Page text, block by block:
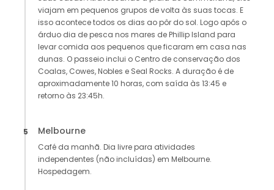
viajam em pequenos grupos de volta às suas tocas. E
isso acontece todos os dias ao pôr do sol. Logo após o
árduo dia de pesca nos mares de Phillip Island para
levar comida aos pequenos que ficaram em casa nas
dunas. O passeio inclui o Centro de conservação dos
Coalas, Cowes, Nobles e Seal Rocks. A duração é de
aproximadamente 10 horas, com saída às 13:45 e
retorno às 23:45h.
5 Melbourne
Café da manhã. Dia livre para atividades
independentes (não incluídas) em Melbourne.
Hospedagem.